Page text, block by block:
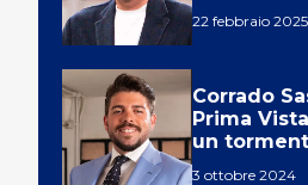
22 febbraio 2025
Corrado
Prima
un
3 ottobre 2024